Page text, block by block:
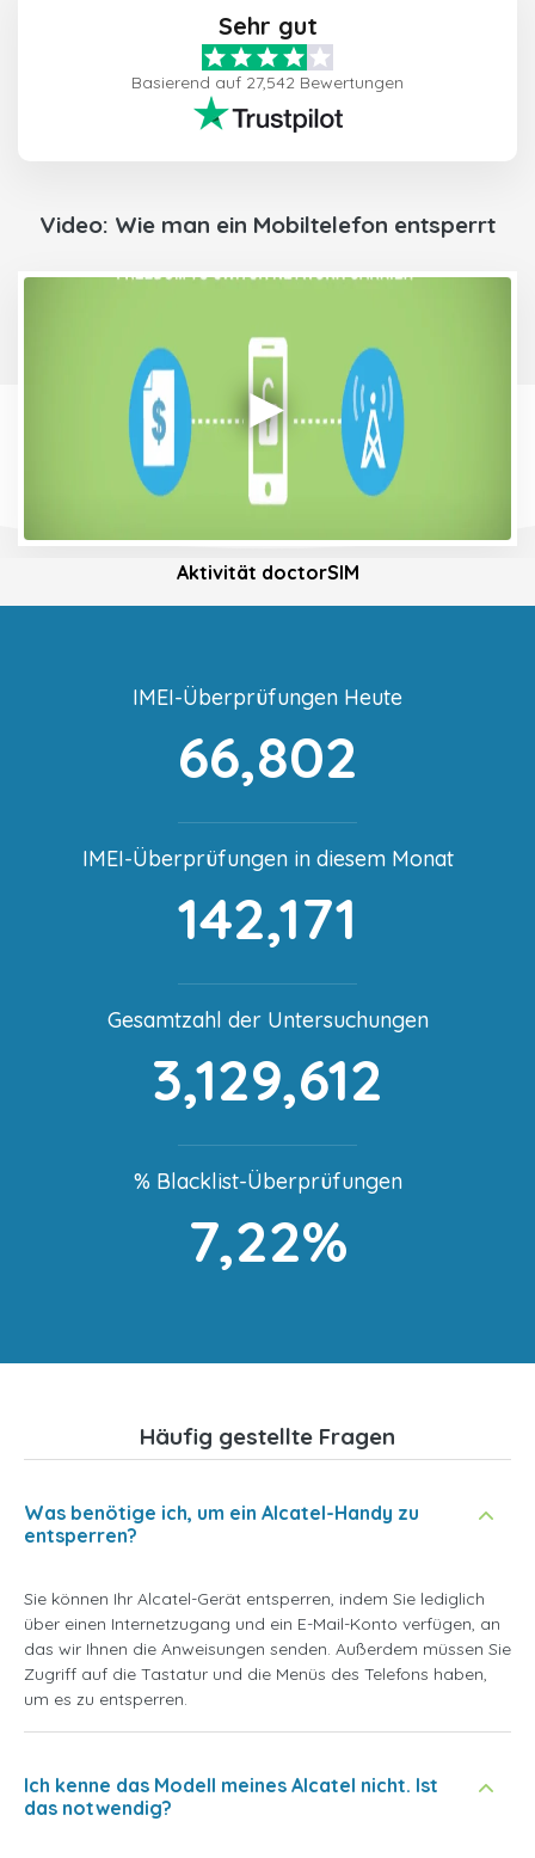
Sehr gut
Basierend auf 27,542 Bewertungen
Video: Wie man ein Mobiltelefon entsperrt
Aktivität doctorSIM
IMEI-Überprüfungen Heute
66,802
IMEI-Überprüfungen in diesem Monat
142,171
Gesamtzahl der Untersuchungen
3,129,612
% Blacklist-Überprüfungen
7,22%
Häufig gestellte Fragen
Was benötige ich, um ein Alcatel-Handy zu
entsperren?
Sie können Ihr Alcatel-Gerät entsperren, indem Sie lediglich
über einen Internetzugang und ein E-Mail-Konto verfügen, an
das wir Ihnen die Anweisungen senden. Außerdem müssen Sie
Zugriff auf die Tastatur und die Menüs des Telefons haben,
um es zu entsperren.
Ich kenne das Modell meines Alcatel nicht. Ist
das notwendig?